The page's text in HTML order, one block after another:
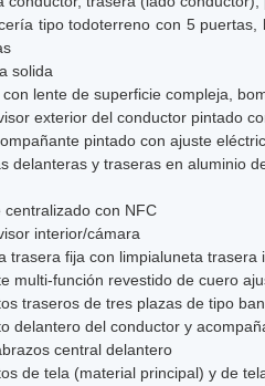
tipo todoterreno con 5
solida
con lente de superficie compleja,
exterior del conductor pintado
pintado con ajuste
delanteras y traseras en aluminio
centralizado con NFC
interior/cámara
trasera fija con limpialuneta trasera
multi-función revestido de cuero
traseros de tres plazas de tipo
delantero del conductor y
central delantero
de tela (material principal) y de